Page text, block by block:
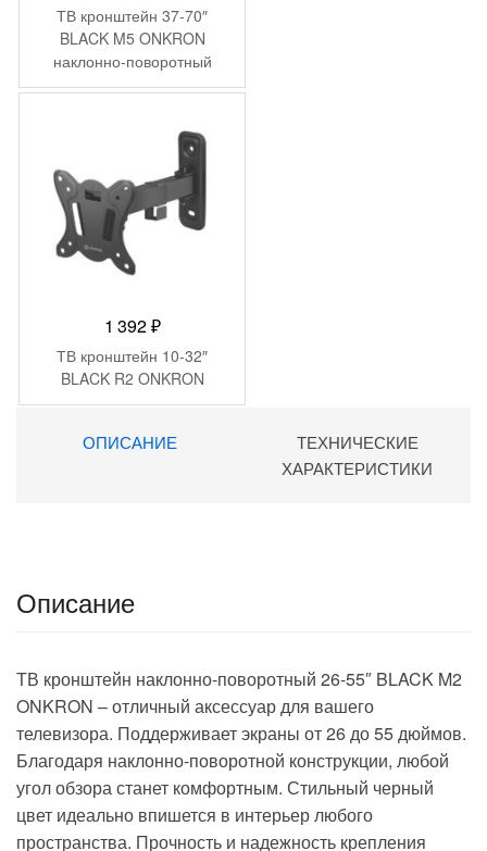
ТВ кронштейн 37-70″
BLACK M5 ONKRON
наклонно-поворотный
1 392₽
ТВ кронштейн 10-32″
BLACK R2 ONKRON
ОПИСАНИЕ
ТЕХНИЧЕСКИЕ
ХАРАКТЕРИСТИКИ
Описание
ТВ кронштейн наклонно-поворотный 26-55″ BLACK M2
ONKRON – отличный аксессуар для вашего
телевизора. Поддерживает экраны от 26 до 55 дюймов.
Благодаря наклонно-поворотной конструкции, любой
угол обзора станет комфортным. Стильный черный
цвет идеально впишется в интерьер любого
пространства. Прочность и надежность крепления